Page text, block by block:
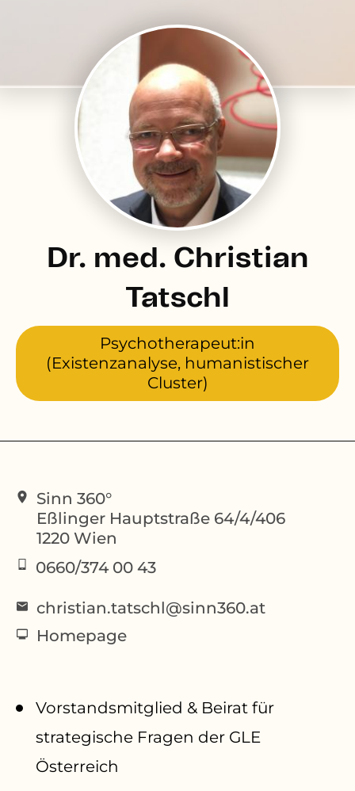
Dr. med. Christian
Tatschl
Psychotherapeut:in
(Existenzanalyse, humanistischer
Cluster)
Sinn 360°
Eßlinger Hauptstraße 64/4/406
1220 Wien
0660/374 00 43
christian.tatschl@sinn360.at
Homepage
Vorstandsmitglied & Beirat für
strategische Fragen der GLE
Österreich